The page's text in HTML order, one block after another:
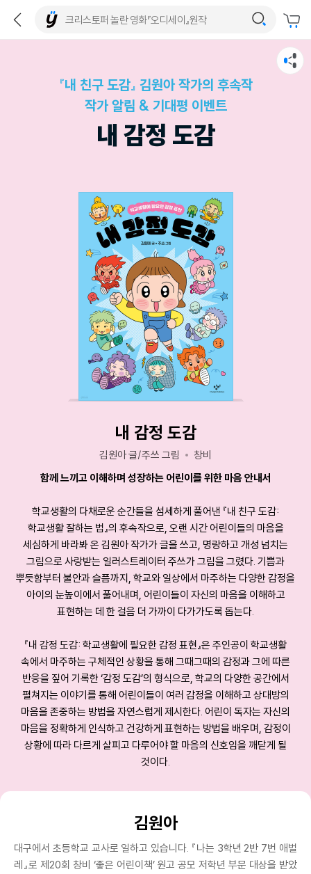
『내 친구 도감』 김원아 작가의 후속작
작가 알림 & 기대평 이벤트
내 감정 도감
내 감정 도감
김원아 글/주쓰 그림
창비
함께 느끼고 이해하며 성장하는 어린이를 위한 마음 안내서
학교생활의 다채로운 순간들을 섬세하게 풀어낸 『내 친구 도감:
학교생활 잘하는 법』의 후속작으로, 오랜 시간 어린이들의 마음을
세심하게 바라봐 온 김원아 작가가 글을 쓰고, 명랑하고 개성 넘치는
그림으로 사랑받는 일러스트레이터 주쓰가 그림을 그렸다. 기쁨과
뿌듯함부터 불안과 슬픔까지, 학교와 일상에서 마주하는 다양한 감정을
아이의 눈높이에서 풀어내며, 어린이들이 자신의 마음을 이해하고
표현하는 데 한 걸음 더 가까이 다가가도록 돕는다.
『내 감정 도감: 학교생활에 필요한 감정 표현』은 주인공이 학교생활
속에서 마주하는 구체적인 상황을 통해 그때그때의 감정과 그에 따른
반응을 짚어 기록한 ‘감정 도감’의 형식으로, 학교의 다양한 공간에서
펼쳐지는 이야기를 통해 어린이들이 여러 감정을 이해하고 상대방의
마음을 존중하는 방법을 자연스럽게 제시한다. 어린이 독자는 자신의
마음을 정확하게 인식하고 건강하게 표현하는 방법을 배우며, 감정이
상황에 따라 다르게 살피고 다루어야 할 마음의 신호임을 깨닫게 될
것이다.
김원아
대구에서 초등학교 교사로 일하고 있습니다. 『나는 3학년 2반 7번 애벌
레』로 제20회 창비 ‘좋은 어린이책’ 원고 공모 저학년 부문 대상을 받았